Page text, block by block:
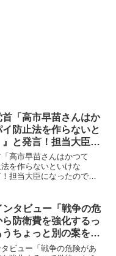
「高市早苗さんはか
防止法を作らないと
と発言！担当大臣に
高刑が死刑のスパイ
来るかもしれない！」
応「スパイ防止法に
高市早苗さんはかつて
法を作らないといけな
担当大臣になったので最
員てどうなんだ？」社民
首が過去に「高市...
タビュー「戦争の危
ら防衛費を強化するっ
ちょっと別の案を出
」ビュー「戦争の危険があ